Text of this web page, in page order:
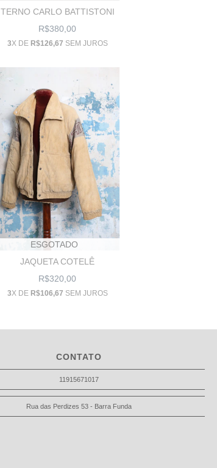
TERNO CARLO BATTISTONI
R$380,00
3X DE R$126,67 SEM JUROS
ESGOTADO
JAQUETA COTELÊ
R$320,00
3X DE R$106,67 SEM JUROS
CONTATO
11915671017
Rua das Perdizes 53 - Barra Funda